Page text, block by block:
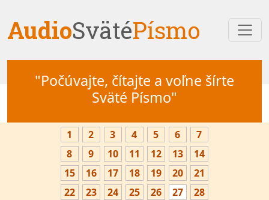
AudioSvätéPísmo
"Počúvajte, čítajte a voľne šírte
Sväté Písmo"
1 2 3 4 5 6
7
8
9 10 11 12 13
14
15
16 17 18 19 20
21
22
23 24 25 26 27
28